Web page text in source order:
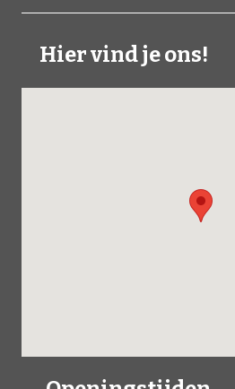
Hier vind je ons!